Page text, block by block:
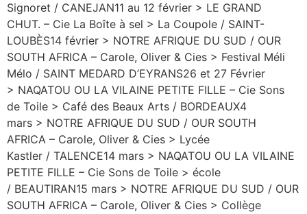
Signoret / CANEJAN11 au 12 février > LE GRAND
CHUT. – Cie La Boîte à sel > La Coupole / SAINT-
LOUBÈS14 février > NOTRE AFRIQUE DU SUD / OUR
SOUTH AFRICA – Carole, Oliver & Cies > Festival Méli
Mélo / SAINT MEDARD D’EYRANS26 et 27 Février
> NAQATOU OU LA VILAINE PETITE FILLE – Cie Sons
de Toile > Café des Beaux Arts / BORDEAUX4
mars > NOTRE AFRIQUE DU SUD / OUR SOUTH
AFRICA – Carole, Oliver & Cies > Lycée
Kastler / TALENCE14 mars > NAQATOU OU LA VILAINE
PETITE FILLE – Cie Sons de Toile > école
/ BEAUTIRAN15 mars > NOTRE AFRIQUE DU SUD / OUR
SOUTH AFRICA – Carole, Oliver & Cies > Collège